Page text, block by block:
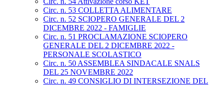
Circ. n. 53 COLLETTA ALIMENTARE
Circ. n. 52 SCIOPERO GENERALE DEL 2
DICEMBRE 2022 - FAMIGLIE
Circ. n. 51 PROCLAMAZIONE SCIOPERO
GENERALE DEL 2 DICEMBRE 2022 -
PERSONALE SCOLASTICO
Circ. n. 50 ASSEMBLEA SINDACALE SNALS
DEL 25 NOVEMBRE 2022
Circ. n. 49 CONSIGLIO DI INTERSEZIONE DEL